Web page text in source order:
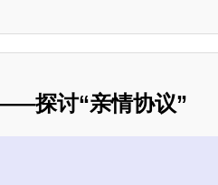
探讨“亲情协议”